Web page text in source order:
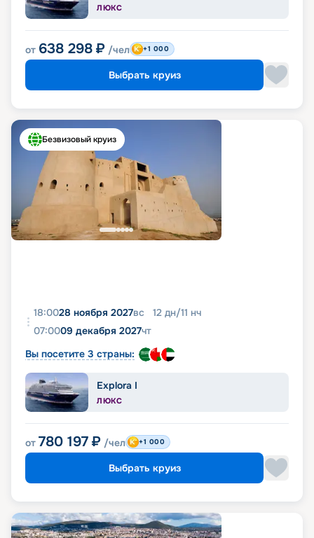
ЛЮКС
от 638 298 ₽ /чел +1 000
Выбрать круиз
Безвизовый круиз
18:0028 ноября 2027вс 12 дн/11 нч
07:0009 декабря 2027чт
Вы посетите 3 страны:
Explora I
ЛЮКС
от 780 197 ₽ /чел +1 000
Выбрать круиз